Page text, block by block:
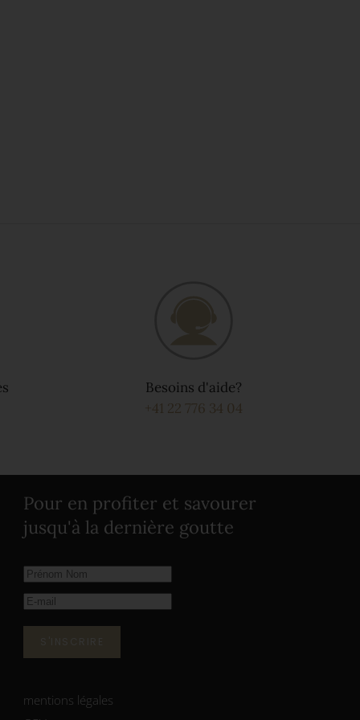
Besoins d'aide?
+41 22 776 34 04
Pour en profiter et savourer
jusqu'à la dernière goutte
mentions légales